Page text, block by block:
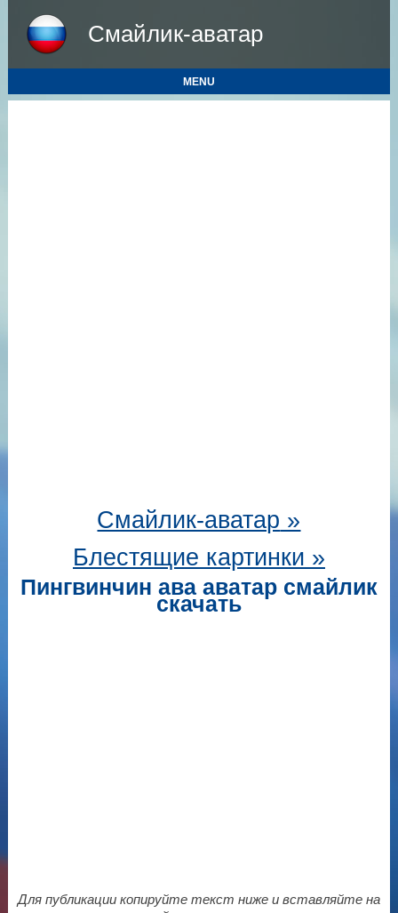
Смайлик-аватар
MENU
Смайлик-аватар »
Блестящие картинки »
Пингвинчин ава аватар смайлик
скачать
Для публикации копируйте текст ниже и вставляйте на